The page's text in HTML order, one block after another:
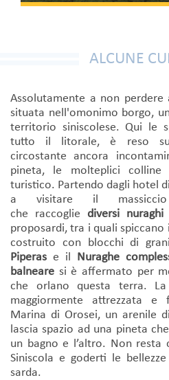
ALCUNE
Assolutamente a non perdere
situata nell'omonimo borgo,
territorio siniscolese. Qui le
tutto il litorale, è reso
circostante ancora
pineta, le molteplici
turistico. Partendo dagli hotel
a visitare il
che raccoglie diversi nuraghi
proposardi, tra i quali spiccano il
costruito con blocchi di
Piperas e il Nuraghe
balneare si è affermato per
che orlano questa terra. La
maggiormente attrezzata
Marina di Orosei, un arenile di
lascia spazio ad una pineta
un bagno e l’altro. Non
Siniscola e goderti le
sarda.